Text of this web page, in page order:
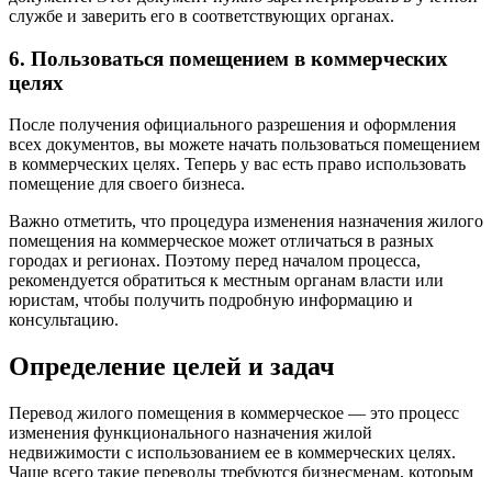
службе и заверить его в соответствующих органах.
6. Пользоваться помещением в коммерческих
целях
После получения официального разрешения и оформления
всех документов, вы можете начать пользоваться помещением
в коммерческих целях. Теперь у вас есть право использовать
помещение для своего бизнеса.
Важно отметить, что процедура изменения назначения жилого
помещения на коммерческое может отличаться в разных
городах и регионах. Поэтому перед началом процесса,
рекомендуется обратиться к местным органам власти или
юристам, чтобы получить подробную информацию и
консультацию.
Определение целей и задач
Перевод жилого помещения в коммерческое — это процесс
изменения функционального назначения жилой
недвижимости с использованием ее в коммерческих целях.
Чаще всего такие переводы требуются бизнесменам, которым